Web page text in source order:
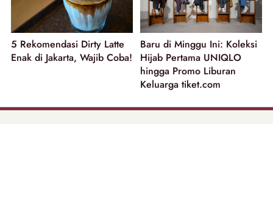
5 Rekomendasi Dirty Latte
Enak di Jakarta, Wajib Coba!
Baru di Minggu Ini: Koleksi
Hijab Pertama UNIQLO
hingga Promo Liburan
Keluarga tiket.com